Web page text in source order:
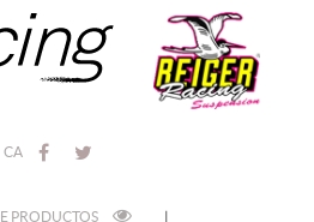
CA
PRODUCTOS |